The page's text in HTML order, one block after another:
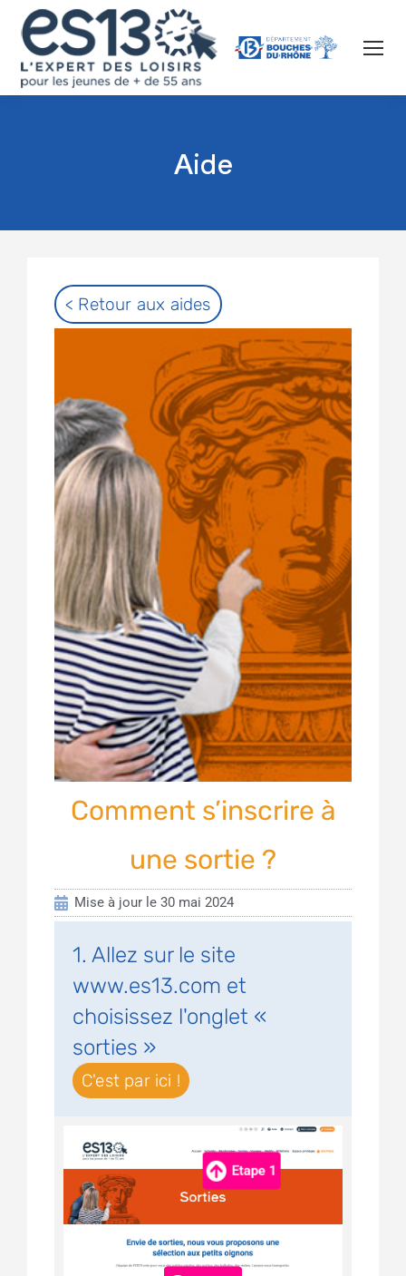
Aide
< Retour aux aides
Comment s’inscrire à
une sortie ?
Mise à jour le 30 mai 2024
1. Allez sur le site
www.es13.com et
choisissez l'onglet «
sorties »
C'est par ici !
Etape 1